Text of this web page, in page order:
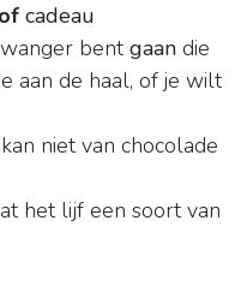
cadeau
bentgaan die
aan de haal, of je wilt
niet van chocolade
het lijf een soort van